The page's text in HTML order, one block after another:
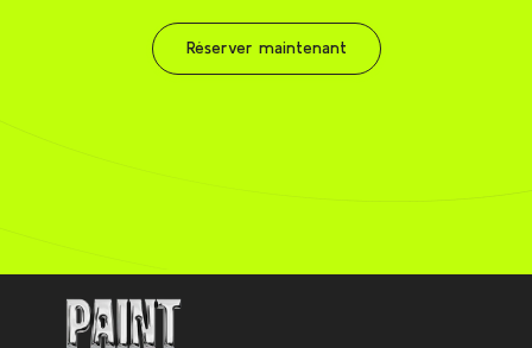
Réserver maintenant
Reserver maintenant